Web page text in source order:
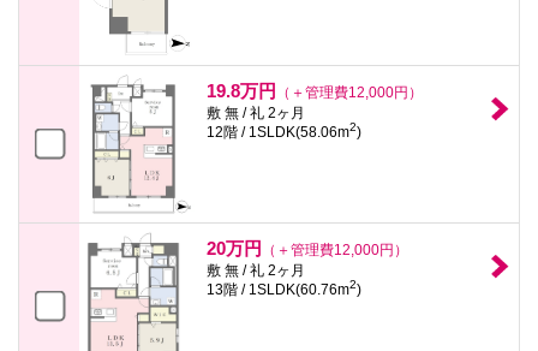
19.8万円
（＋管理費12,000円）
敷 無 / 礼 2ヶ月
12階 / 1SLDK(58.06m2)
20万円
（＋管理費12,000円）
敷 無 / 礼 2ヶ月
13階 / 1SLDK(60.76m2)